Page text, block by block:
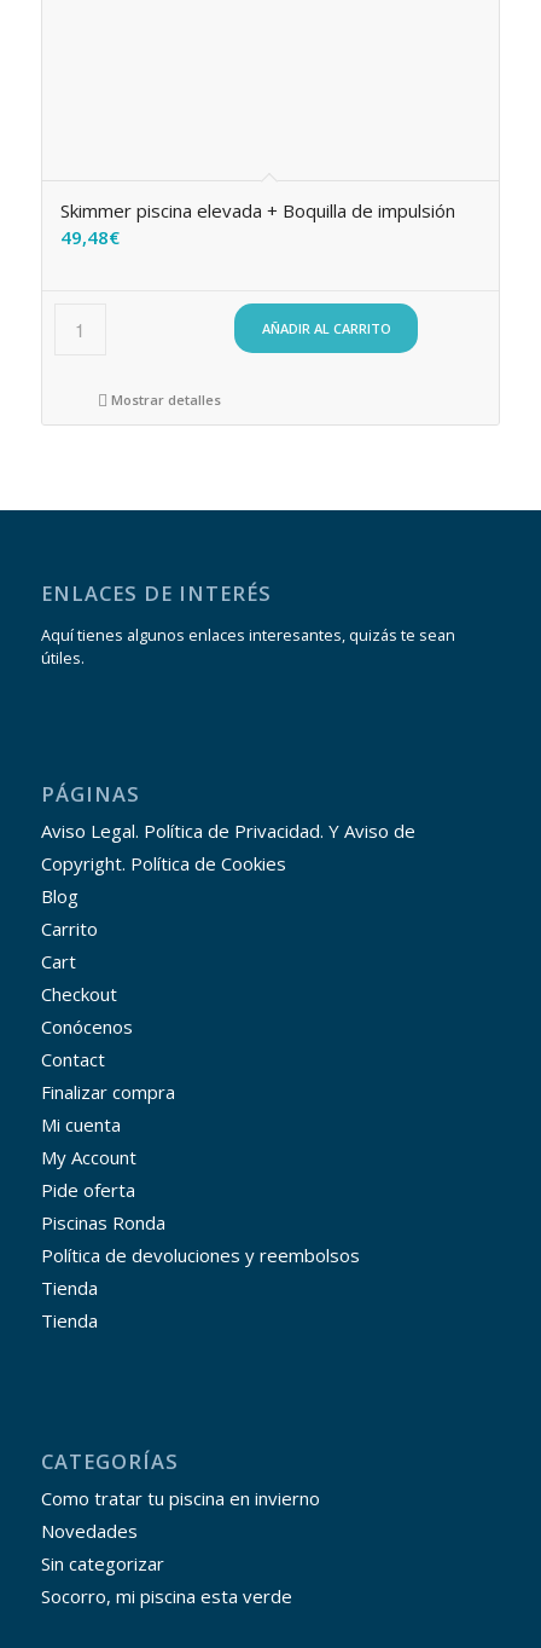
Skimmer piscina elevada + Boquilla de impulsión
49,48€
AÑADIR AL CARRITO
Mostrar detalles
ENLACES DE INTERÉS
Aquí tienes algunos enlaces interesantes, quizás te sean
útiles.
PÁGINAS
Aviso Legal. Política de Privacidad. Y Aviso de
Copyright. Política de Cookies
Blog
Carrito
Cart
Checkout
Conócenos
Contact
Finalizar compra
Mi cuenta
My Account
Pide oferta
Piscinas Ronda
Política de devoluciones y reembolsos
Tienda
Tienda
CATEGORÍAS
Como tratar tu piscina en invierno
Novedades
Sin categorizar
Socorro, mi piscina esta verde